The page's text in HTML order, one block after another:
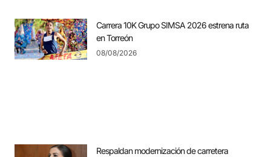
Carrera 10K Grupo SIMSA 2026 estrena ruta
en Torreón
08/08/2026
Respaldan modernización de carretera